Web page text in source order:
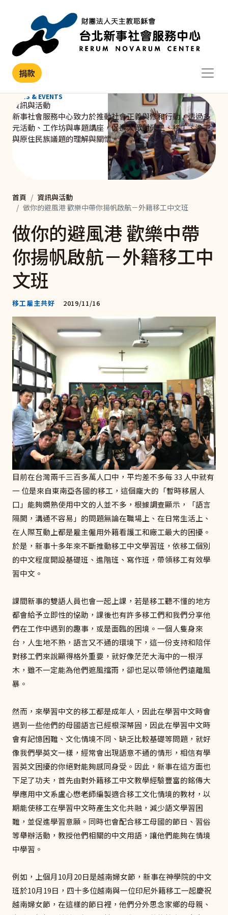
捐款
NEWS & EVENTS
資訊與活動
新事社會服務中心致力於推動社會正義與修和行動，透過多
元活動、工作坊與專題講座，促進大眾對勞工、移工、漁工
與原住民族議題的理解與關懷。
首頁
資訊與活動
做你的避風港 歡樂中帶你揚帆啟航－外籍移工中文班
做你的避風港 歡樂中帶
你揚帆啟航－外籍移工中
文班
移工雇主共好 2019/11/16
目前在台灣兩千三百多萬人口中，平均差不多每 33 人中就有
一 位是來自東南亞各國的移工，這個龐大的「暫時移居人
口」能夠嫻熟使用中文的人並不多，根據調查顯示，「語言
隔閡，溝通不容易」的問題無論在職場上、在日常生活上、
在人際互動上都是雇主僱用外籍看護工和廠工最大的困擾。
於是，新事十多年來不斷推動移工中文學習班，依移工個別
的中文程度開設基礎班、進階班、寫作班，帶領移工有效學
習中文。
課間新事的雙語人員也會一起上課，若是移工聽不懂的地方
都會給予立即性的協助，課後也有許多移工們和我們分享他
們在工作中遇到的趣事，或是面臨的困境。一個人隻身來
台，人生地不熟，語言又不通的環境下，這一份支持和陪伴
對移工們來說顯得格外重要，就好像茫茫大海中的一根浮
木，雖不一定能為他們遮風擋雨，卻也足以帶領他們遠離風
暴。
然而，來學習中文的移工都是成年人，因此在學習中文時會
遇到一些他們的母國語言已經根深蒂固，因此在學習中文時
會有記憶困難、文化情境不同、缺乏比較基礎等問題，就好
像我們學英文一樣，經常會出現語意不通的情形，相信有學
習英文困擾的你絕對能夠感同身受。因此，新事在這方面也
下足了功夫，首先由對外籍移工中文教學經驗豐富的銘傳大
學應用中文系盧心懋老師編製適合移工文化情境的教材，以
期能使移工在學習中文時產生文化共融，減少語文學習困
難，並促進學習意願。同時也會配合移工母國的節日、習俗
等舉辦活動，教授他們相關的中文用語，讓他們能夠在情境
中學習。
例如，上個月10月20日是越南婦女節，新事在神學院的中文
班於10月19日，四十多位越南與一位印尼外籍移工一起慶祝
越南婦女節，在這樣的節日裡，他們分外思念家鄉的母親、